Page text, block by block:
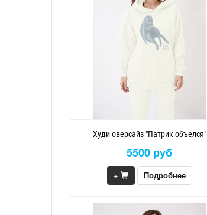
Худи оверсайз "Патрик объелся"
5500 руб
+ Подробнее